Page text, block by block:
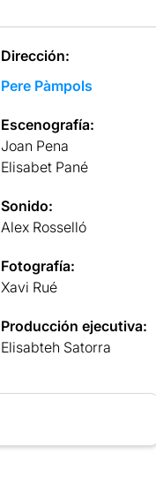
Dirección:
Pere Pàmpols
Escenografía:
Joan Pena
Elisabet Pané
Sonido:
Alex Rosselló
Fotografía:
Xavi Rué
Producción ejecutiva:
Elisabteh Satorra